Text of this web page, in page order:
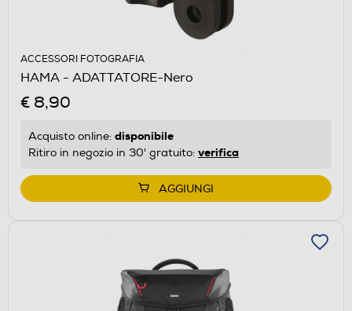
ACCESSORI FOTOGRAFIA
HAMA - ADATTATORE-Nero
€ 8,90
Acquisto online: disponibile
Ritiro in negozio in 30' gratuito: verifica
AGGIUNGI